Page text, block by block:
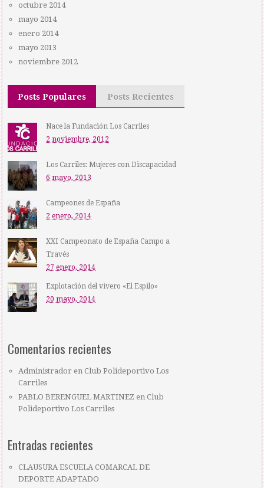
octubre 2014
mayo 2014
enero 2014
mayo 2013
noviembre 2012
Posts Populares Posts Recientes
Nace la Fundación Los Carriles
2 noviembre, 2012
Los Carriles: Mujeres con Discapacidad
6 mayo, 2013
Campeones de España
2 enero, 2014
XXI Campeonato de España Campo a
Través
27 enero, 2014
Explotación del vivero «El Espilo»
20 mayo, 2014
Comentarios recientes
Administrador en Club Polideportivo Los
Carriles
PABLO BERENGUEL MARTINEZ en Club
Polideportivo Los Carriles
Entradas recientes
CLAUSURA ESCUELA COMARCAL DE
DEPORTE ADAPTADO